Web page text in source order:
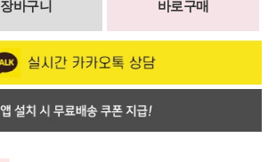
장바구니 바로구매